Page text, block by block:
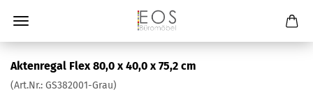
Aktenregal Flex 80,0 x 40,0 x 75,2 cm
(Art.Nr.: GS382001-Grau)